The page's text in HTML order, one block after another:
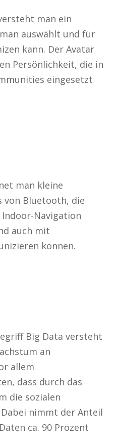
man ein
auswählt und für
kann. Der Avatar
Persönlichkeit, die in
eingesetzt
man kleine
von Bluetooth, die
Navigation
auch mit
können.
Big Data versteht
an
allem
dass durch das
die sozialen
nimmt der Anteil
ca. 90 Prozent